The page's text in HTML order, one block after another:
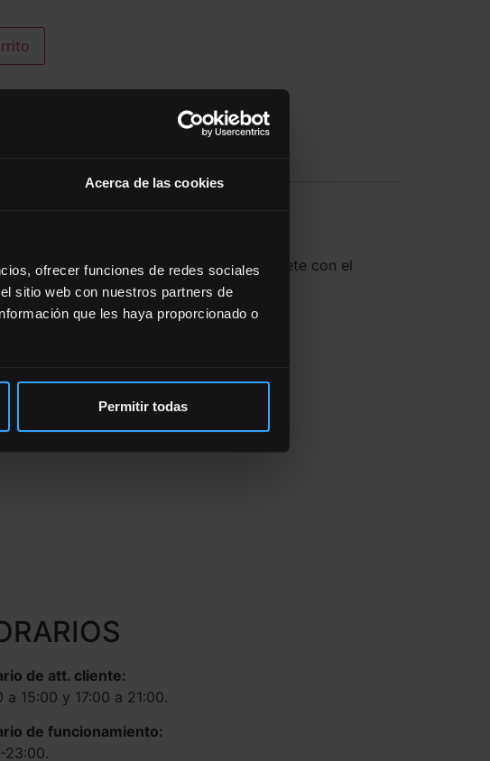
Acerca de las cookies
ofrecer funciones de redes sociales
sitio web con nuestros partners de
que les haya proporcionado o
Permitir todas
de inscripción anticipada. Inscríbete con el
de att. cliente:
a 15:00 y 17:00 a 21:00.
de funcionamiento:
23:00.